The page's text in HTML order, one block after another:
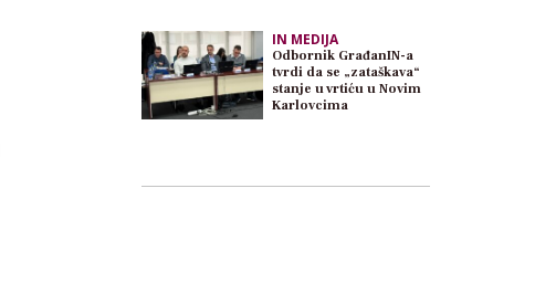
IN MEDIJA
Odbornik GrađanIN-a
tvrdi da se „zataškava“
stanje u vrtiću u Novim
Karlovcima